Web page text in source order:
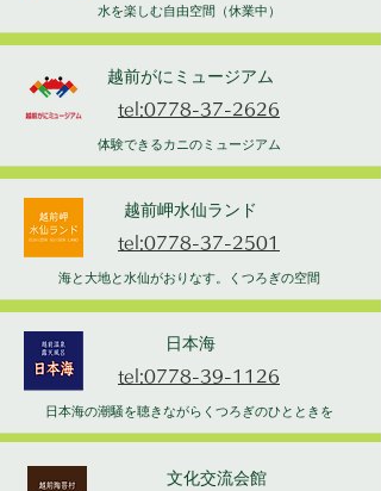
水を楽しむ自由空間（休業中）
越前がにミュージアム
tel:0778-37-2626
体験できるカニのミュージアム
越前岬水仙ランド
tel:0778-37-2501
海と大地と水仙がおりなす。くつろぎの空間
日本海
tel:0778-39-1126
日本海の潮騒を聴きながらくつろぎのひとときを
文化交流会館